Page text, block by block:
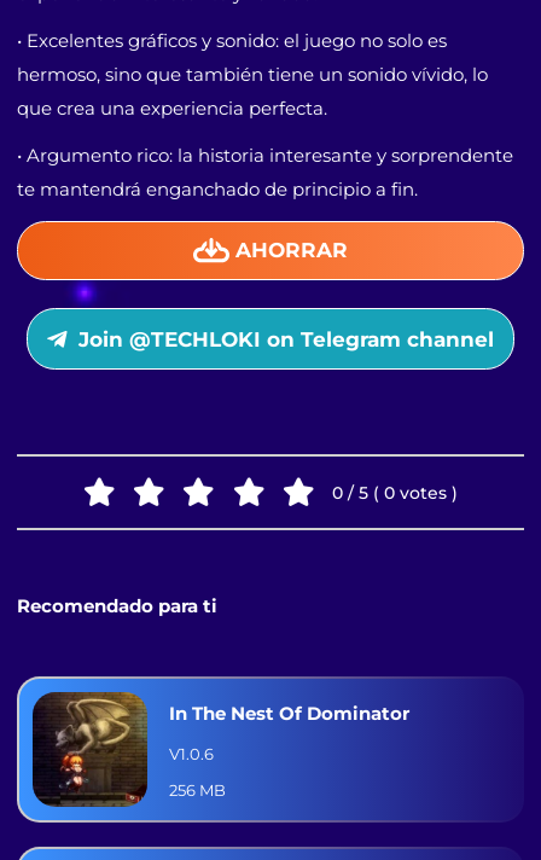
• Excelentes gráficos y sonido: el juego no solo es
hermoso, sino que también tiene un sonido vívido, lo
que crea una experiencia perfecta.
• Argumento rico: la historia interesante y sorprendente
te mantendrá enganchado de principio a fin.
AHORRAR
Join @TECHLOKI on Telegram channel
0 / 5 ( 0 votes )
Recomendado para ti
In The Nest Of Dominator
V1.0.6
256 MB